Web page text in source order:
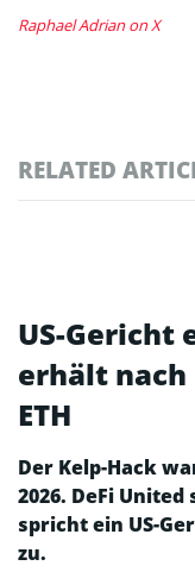
Raphael Adrian on X
RELATED
US-Gericht
erhält nach
ETH
Der Kelp-Hack
2026. DeFi
spricht ein US-
zu.